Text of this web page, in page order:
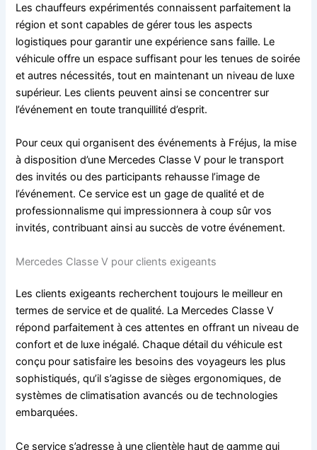
Les chauffeurs expérimentés connaissent parfaitement la
région et sont capables de gérer tous les aspects
logistiques pour garantir une expérience sans faille. Le
véhicule offre un espace suffisant pour les tenues de soirée
et autres nécessités, tout en maintenant un niveau de luxe
supérieur. Les clients peuvent ainsi se concentrer sur
l’événement en toute tranquillité d’esprit.
Pour ceux qui organisent des événements à Fréjus, la mise
à disposition d’une Mercedes Classe V pour le transport
des invités ou des participants rehausse l’image de
l’événement. Ce service est un gage de qualité et de
professionnalisme qui impressionnera à coup sûr vos
invités, contribuant ainsi au succès de votre événement.
Mercedes Classe V pour clients exigeants
Les clients exigeants recherchent toujours le meilleur en
termes de service et de qualité. La Mercedes Classe V
répond parfaitement à ces attentes en offrant un niveau de
confort et de luxe inégalé. Chaque détail du véhicule est
conçu pour satisfaire les besoins des voyageurs les plus
sophistiqués, qu’il s’agisse de sièges ergonomiques, de
systèmes de climatisation avancés ou de technologies
embarquées.
Ce service s’adresse à une clientèle haut de gamme qui